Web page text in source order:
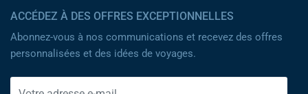
ACCÉDEZ À DES OFFRES EXCEPTIONNELLES
Abonnez-vous à nos communications et recevez des offres
personnalisées et des idées de voyages.